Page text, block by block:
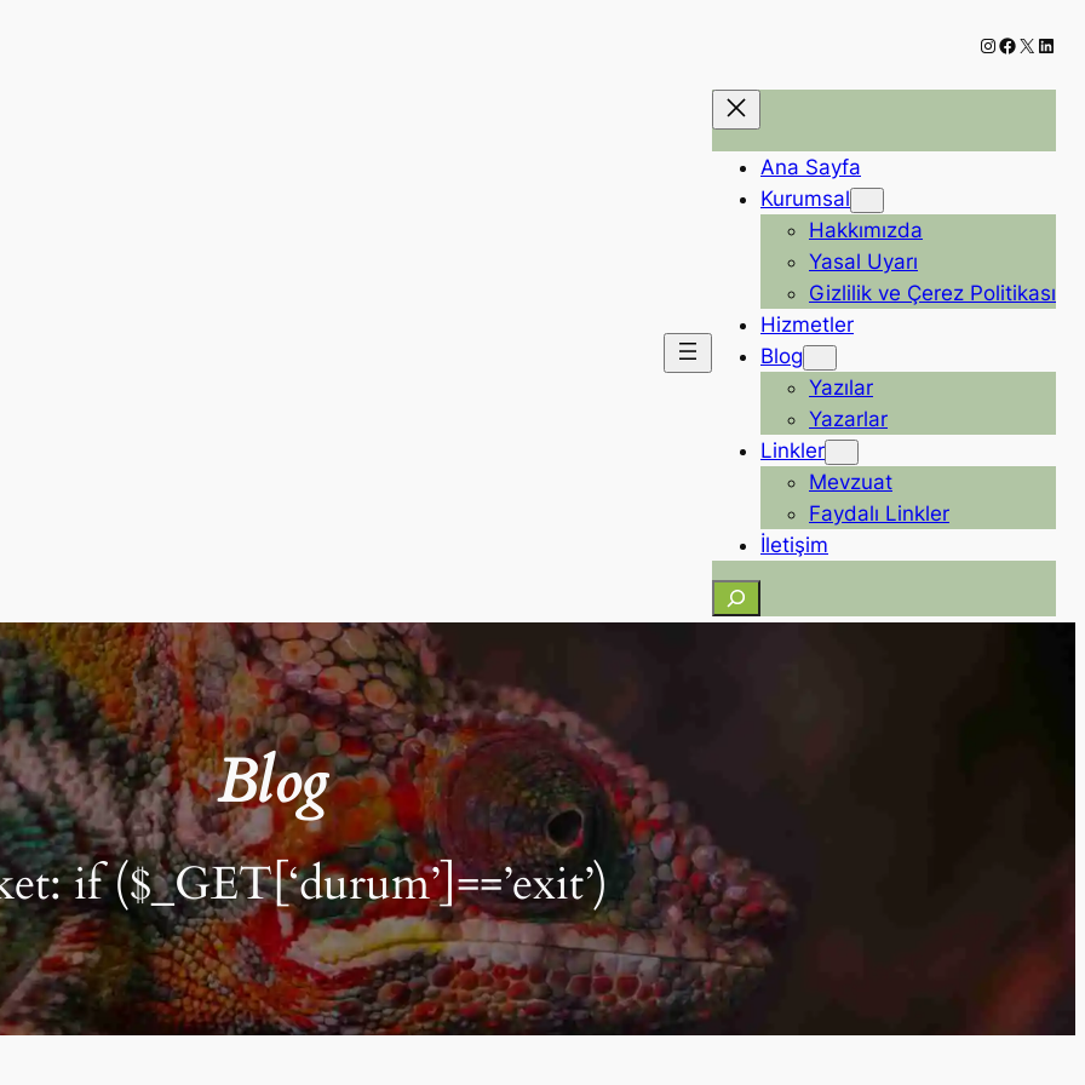
Instagram
X
Ana Sayfa
Kurumsal
Hakkımızda
Yasal Uyarı
Gizlilik ve Çerez Politikası
Hizmetler
Blog
Yazılar
Yazarlar
Linkler
Mevzuat
Faydalı Linkler
İletişim
Ara
Blog
if ($_GET[‘durum’]==’exit’)